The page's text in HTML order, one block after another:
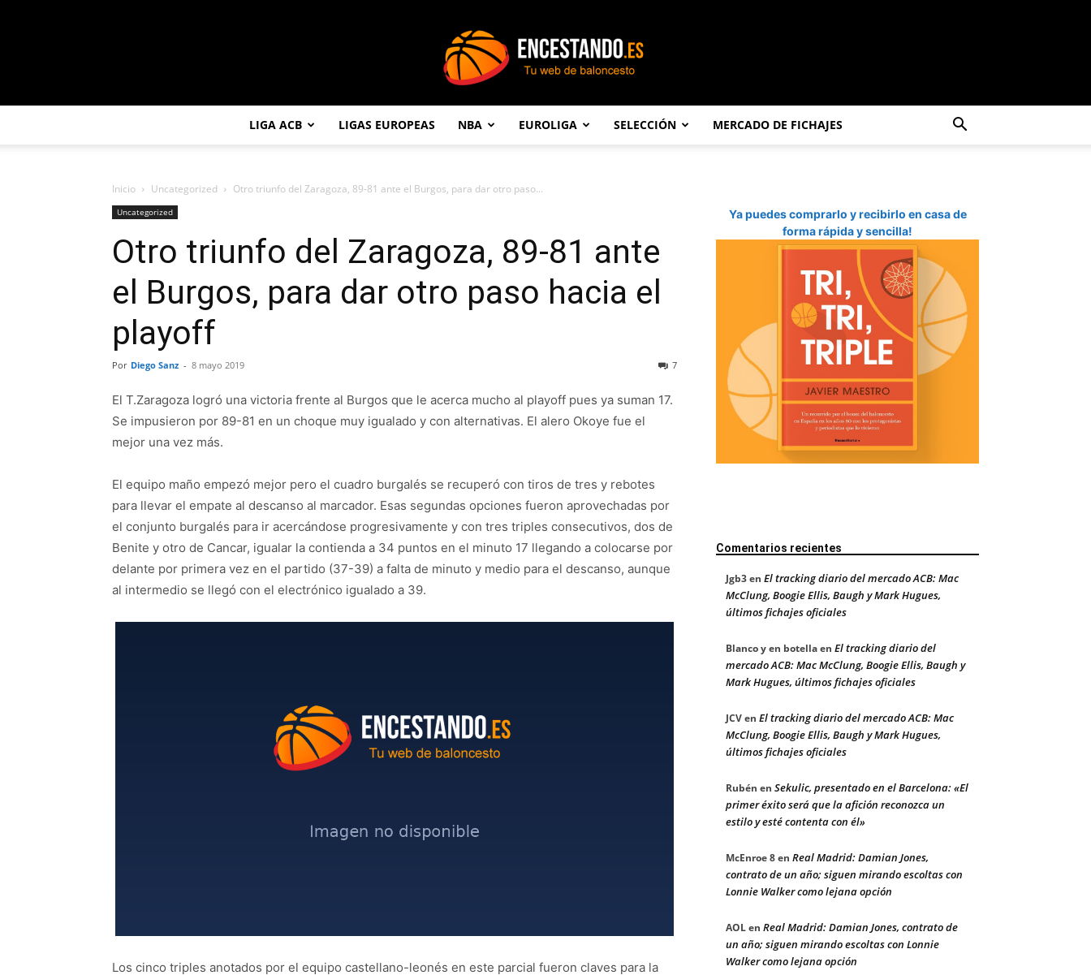
LIGA ACB LIGAS EUROPEAS NBA EUROLIGA SELECCIÓN MERCADO DE FICHAJES
Inicio Uncategorized Otro triunfo del Zaragoza, 89-81 ante el Burgos, para dar otro paso...
Uncategorized
Otro triunfo del Zaragoza, 89-81 ante
el Burgos, para dar otro paso hacia el
playoff
Por Diego Sanz - 8 mayo 2019 7
El T.Zaragoza logró una victoria frente al Burgos que le acerca mucho al playoff pues ya suman 17.
Se impusieron por 89-81 en un choque muy igualado y con alternativas. El alero Okoye fue el
mejor una vez más.
El equipo maño empezó mejor pero el cuadro burgalés se recuperó con tiros de tres y rebotes
para llevar el empate al descanso al marcador. Esas segundas opciones fueron aprovechadas por
el conjunto burgalés para ir acercándose progresivamente y con tres triples consecutivos, dos de
Benite y otro de Cancar, igualar la contienda a 34 puntos en el minuto 17 llegando a colocarse por
delante por primera vez en el partido (37-39) a falta de minuto y medio para el descanso, aunque
al intermedio se llegó con el electrónico igualado a 39.
Los cinco triples anotados por el equipo castellano-leonés en este parcial fueron claves para la
Ya puedes comprarlo y recibirlo en casa de
forma rápida y sencilla!
Comentarios recientes
Jgb3en El tracking diario del mercado ACB: Mac
McClung, Boogie Ellis, Baugh y Mark Hugues,
últimos fichajes oficiales
Blanco y en botellaen El tracking diario del
mercado ACB: Mac McClung, Boogie Ellis, Baugh y
Mark Hugues, últimos fichajes oficiales
JCVen El tracking diario del mercado ACB: Mac
McClung, Boogie Ellis, Baugh y Mark Hugues,
últimos fichajes oficiales
Rubén en Sekulic, presentado en el Barcelona: «El
primer éxito será que la afición reconozca un
estilo y esté contenta con él»
McEnroe 8en Real Madrid: Damian Jones,
contrato de un año; siguen mirando escoltas con
Lonnie Walker como lejana opción
AOLen Real Madrid: Damian Jones, contrato de
un año; siguen mirando escoltas con Lonnie
Walker como lejana opción